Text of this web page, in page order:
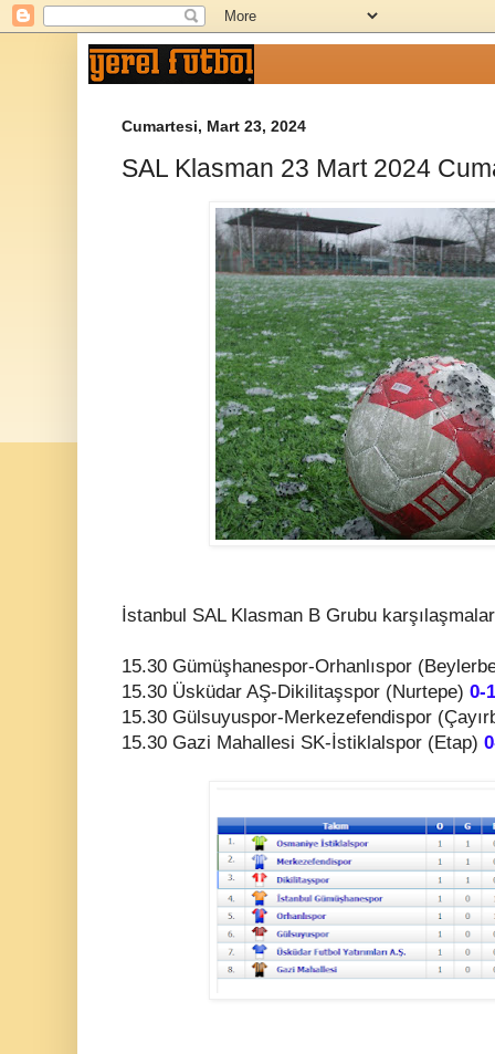
Cumartesi, Mart 23, 2024
SAL Klasman 23 Mart 2024
İstanbul SAL Klasman B Grubu
15.30 Gümüşhanespor-Orhanlıspor
15.30 Üsküdar AŞ-Dikilitaşspor (Nurtepe) 0-1
15.30 Gülsuyuspor-Merkezefendispor
15.30 Gazi Mahallesi SK-İstiklalspor (Etap)